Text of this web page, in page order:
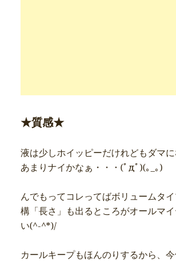
★質感★
液は少しホイッピーだけれどもダマ
あまりナイかなぁ・・・(ﾟдﾟ)(｡_｡)
んでもってコレってばボリュームタ
構「長さ」も出るところがオールマ
い(^-^*)/
カールキープもほんのりするから、